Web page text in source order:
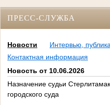
ПРЕСС-СЛУЖБА
Новости
Интервью,
Контактная информация
Новость от 10.06.2026
Назначение судьи
городского суда